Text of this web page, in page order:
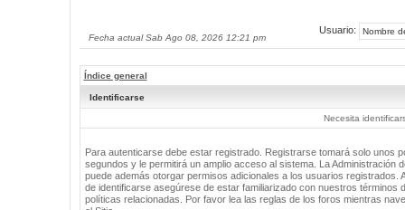
Fecha actual Sab Ago 08, 2026 12:21 pm
Usuario:
Índice general
Identificarse
Necesita
Para autenticarse debe estar registrado. Registrarse tomará solo unos
segundos y le permitirá un amplio acceso al sistema. La Administración
puede además otorgar permisos adicionales a los usuarios registrados.
de identificarse asegúrese de estar familiarizado con nuestros términos
políticas relacionadas. Por favor lea las reglas de los foros mientras